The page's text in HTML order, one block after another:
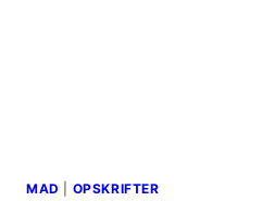
MAD OPSKRIFTER